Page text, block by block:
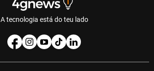
A tecnologia está do teu lado